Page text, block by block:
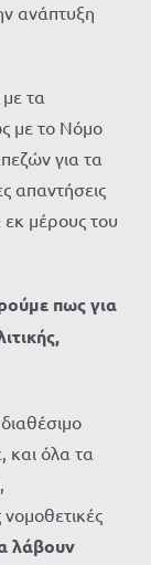
ανάπτυξη
τα
με το Νόμο
για τα
απαντήσεις
μέρους του
πως για
και όλα τα
λάβουν